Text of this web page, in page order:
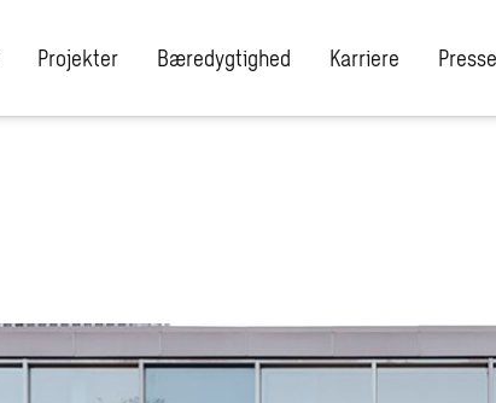
Projekter Bæredygtighed Karriere